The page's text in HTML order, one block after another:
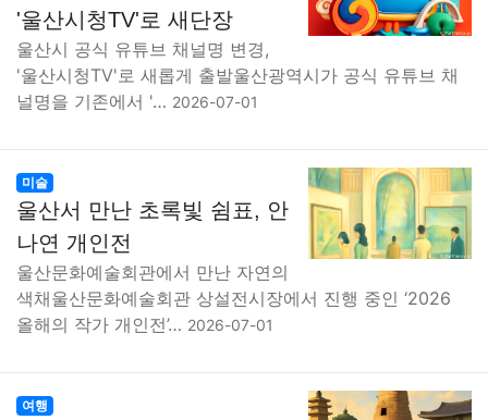
'울산시청TV'로 새단장
울산시 공식 유튜브 채널명 변경,
'울산시청TV'로 새롭게 출발울산광역시가 공식 유튜브 채
널명을 기존에서 '… 2026-07-01
미술
울산서 만난 초록빛 쉼표, 안
나연 개인전
울산문화예술회관에서 만난 자연의
색채울산문화예술회관 상설전시장에서 진행 중인 ‘2026
올해의 작가 개인전’… 2026-07-01
여행